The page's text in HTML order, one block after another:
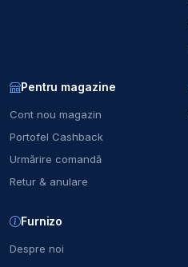
Pentru magazine
Cont nou magazin
Portofel Cashback
Urmărire comandă
Retur & anulare
Furnizo
Despre noi